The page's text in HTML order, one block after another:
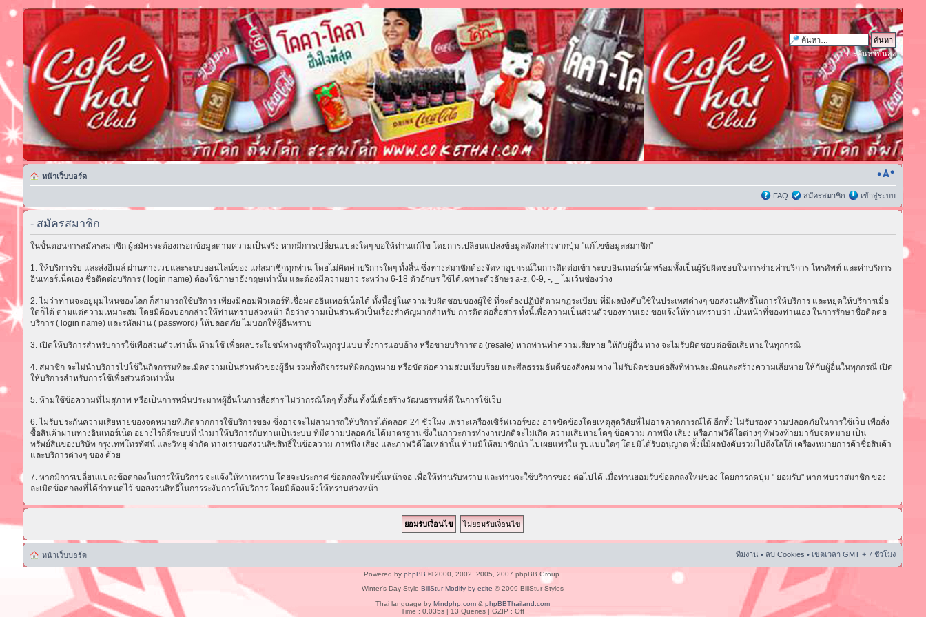
การค้นหาขั้นสูง
หน้าเว็บบอร์ด
FAQ สมัครสมาชิก เข้าสู่ระบบ
- สมัครสมาชิก
ในขั้นตอนการสมัครสมาชิก ผู้สมัครจะต้องกรอกข้อมูลตามความเป็นจริง หากมีการเปลี่ยนแปลงใดๆ ขอให้ท่านแก้ไข โดยการเปลี่ยนแปลงข้อมูลดังกล่าวจากปุ่ม "แก้ไขข้อมูลสมาชิก"
1. ให้บริการรับ และส่งอีเมล์ ผ่านทางเวปและระบบออนไลน์ของ แก่สมาชิกทุกท่าน โดยไม่คิดค่าบริการใดๆ ทั้งสิ้น ซึ่งทางสมาชิกต้องจัดหาอุปกรณ์ในการติดต่อเข้า ระบบอินเทอร์เน็ตพร้อมทั้งเป็นผู้รับผิดชอบในการจ่ายค่าบริการ โทรศัพท์ และค่าบริการ
อินเทอร์เน็ตเอง ชื่อติดต่อบริการ ( login name) ต้องใช้ภาษาอังกฤษเท่านั้น และต้องมีความยาว ระหว่าง 6-18 ตัวอักษร ใช้ได้เฉพาะตัวอักษร a-z, 0-9, -, _ ไม่เว้นช่องว่าง
2. ไม่ว่าท่านจะอยู่มุมไหนของโลก ก็สามารถใช้บริการ เพียงมีคอมพิวเตอร์ที่เชื่อมต่ออินเทอร์เน็ตได้ ทั้งนี้อยู่ในความรับผิดชอบของผู้ใช้ ที่จะต้องปฏิบัติตามกฎระเบียบ ที่มีผลบังคับใช้ในประเทศต่างๆ ขอสงวนสิทธิ์ในการให้บริการ และหยุดให้บริการเมื่อ
ใดก็ได้ ตามแต่ความเหมาะสม โดยมิต้องบอกกล่าวให้ท่านทราบล่วงหน้า ถือว่าความเป็นส่วนตัวเป็นเรื่องสำคัญมากสำหรับ การติดต่อสื่อสาร ทั้งนี้เพื่อความเป็นส่วนตัวของท่านเอง ขอแจ้งให้ท่านทราบว่า เป็นหน้าที่ของท่านเอง ในการรักษาชื่อติดต่อ
บริการ ( login name) และรหัสผ่าน ( password) ให้ปลอดภัย ไม่บอกให้ผู้อื่นทราบ
3. เปิดให้บริการสำหรับการใช้เพื่อส่วนตัวเท่านั้น ห้ามใช้ เพื่อผลประโยชน์ทางธุรกิจในทุกรูปแบบ ทั้งการแอบอ้าง หรือขายบริการต่อ (resale) หากท่านทำความเสียหาย ให้กับผู้อื่น ทาง จะไม่รับผิดชอบต่อข้อเสียหายในทุกกรณี
4. สมาชิก จะไม่นำบริการไปใช้ในกิจกรรมที่ละเมิดความเป็นส่วนตัวของผู้อื่น รวมทั้งกิจกรรมที่ผิดกฎหมาย หรือขัดต่อความสงบเรียบร้อย และศีลธรรมอันดีของสังคม ทาง ไม่รับผิดชอบต่อสิ่งที่ท่านละเมิดและสร้างความเสียหาย ให้กับผู้อื่นในทุกกรณี เปิด
ให้บริการสำหรับการใช้เพื่อส่วนตัวเท่านั้น
5. ห้ามใช้ข้อความที่ไม่สุภาพ หรือเป็นการหมิ่นประมาทผู้อื่นในการสื่อสาร ไม่ว่ากรณีใดๆ ทั้งสิ้น ทั้งนี้เพื่อสร้างวัฒนธรรมที่ดี ในการใช้เว็บ
6. ไม่รับประกันความเสียหายของจดหมายที่เกิดจากการใช้บริการของ ซึ่งอาจจะไม่สามารถให้บริการได้ตลอด 24 ชั่วโมง เพราะเครื่องเซิร์ฟเวอร์ของ อาจขัดข้องโดยเหตุสุดวิสัยที่ไม่อาจคาดการณ์ได้ อีกทั้ง ไม่รับรองความปลอดภัยในการใช้เว็บ เพื่อสั่ง
ซื้อสินค้าผ่านทางอินเทอร์เน็ต อย่างไรก็ดีระบบที่ นำมาให้บริการกับท่านเป็นระบบ ที่มีความปลอดภัยได้มาตรฐาน ซึ่งในภาวะการทำงานปกติจะไม่เกิด ความเสียหายใดๆ ข้อความ ภาพนิ่ง เสียง หรือภาพวิดีโอต่างๆ ที่พ่วงท้ายมากับจดหมาย เป็น
ทรัพย์สินของบริษัท กรุงเทพโทรทัศน์ และวิทยุ จำกัด ทางเราขอสงวนลิขสิทธิ์ในข้อความ ภาพนิ่ง เสียง และภาพวิดีโอเหล่านั้น ห้ามมิให้สมาชิกนำ ไปเผยแพร่ใน รูปแบบใดๆ โดยมิได้รับอนุญาต ทั้งนี้มีผลบังคับรวมไปถึงโลโก้ เครื่องหมายการค้าชื่อสินค้า
และบริการต่างๆ ของ ด้วย
7. หากมีการเปลี่ยนแปลงข้อตกลงในการให้บริการ จะแจ้งให้ท่านทราบ โดยจะประกาศ ข้อตกลงใหม่ขึ้นหน้าจอ เพื่อให้ท่านรับทราบ และท่านจะใช้บริการของ ต่อไปได้ เมื่อท่านยอมรับข้อตกลงใหม่ของ โดยการกดปุ่ม " ยอมรับ" หาก พบว่าสมาชิก ของ
ละเมิดข้อตกลงที่ได้กำหนดไว้ ขอสงวนสิทธิ์ในการระงับการให้บริการ โดยมิต้องแจ้งให้ทราบล่วงหน้า
หน้าเว็บบอร์ด ทีมงาน • ลบ Cookies • เขตเวลา GMT + 7 ชั่วโมง
Powered byphpBB © 2000, 2002, 2005, 2007 phpBB Group.
Winter's Day StyleBillStur Modify by ecite © 2009 BillStur Styles
Thai language byMindphp.com &phpBBThailand.com
Time : 0.035s | 13 Queries | GZIP : Off